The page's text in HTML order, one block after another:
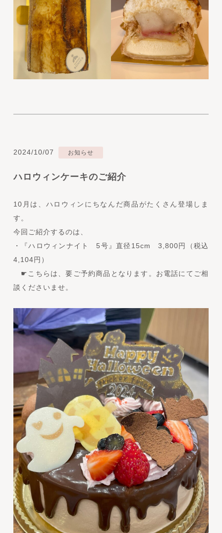
2024/10/07 お知らせ
ハロウィンケーキのご紹介
10月は、ハロウィンにちなんだ商品がたくさん登場しま
す。
今回ご紹介するのは、
・『ハロウィンナイト 5号』直径15cm 3,800円（税込
4,104円）
☛こちらは、要ご予約商品となります。お電話にてご相
談くださいませ。